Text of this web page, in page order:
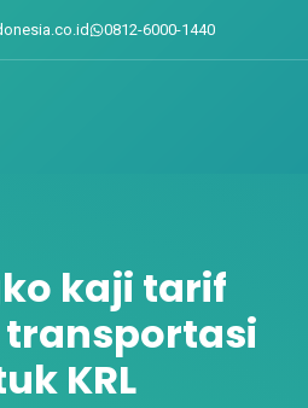
0812-6000-1440
kaji tarif
KRL